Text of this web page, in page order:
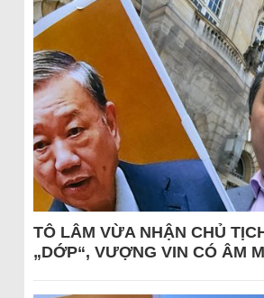
TÔ LÂM VỪA NHẬN CHỦ
„DỚP“, VƯỢNG VIN CÓ ÂM